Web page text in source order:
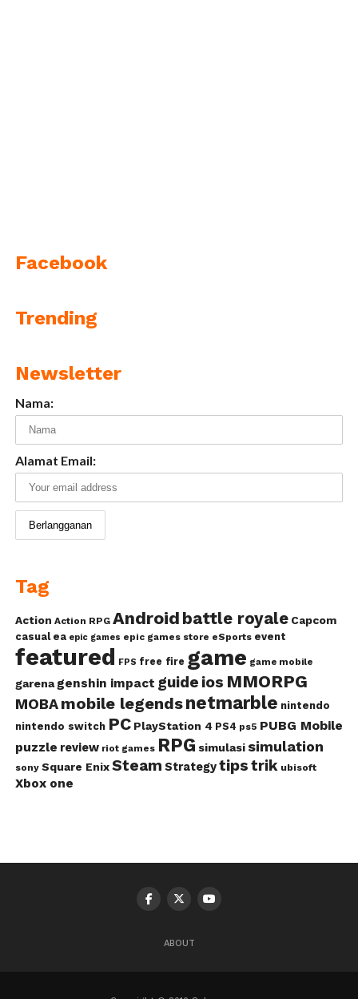
Facebook
Trending
Newsletter
Nama:
Alamat Email:
Tag
Action Action RPG Android battle royale Capcom
casual ea epic games epic games store eSports event
featured FPS free fire game game mobile
garena genshin impact guide ios MMORPG
MOBA mobile legendsnetmarble nintendo
nintendo switch PC PlayStation 4 PS4 ps5 PUBG Mobile
puzzle review riot games RPG simulasi simulation
sony Square Enix Steam Strategytipstrik ubisoft
Xbox one
ABOUT